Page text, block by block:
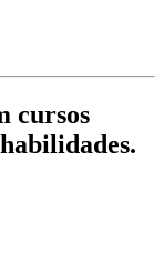
cursos